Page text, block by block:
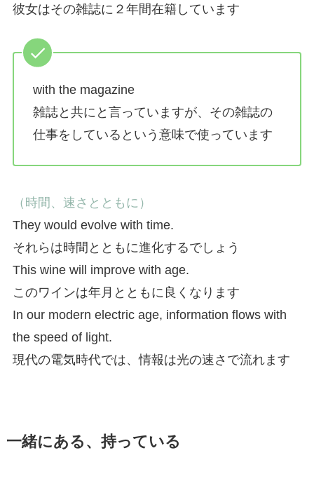
彼女はその雑誌に２年間在籍しています
with the magazine
雑誌と共にと言っていますが、その雑誌の
仕事をしているという意味で使っています
（時間、速さとともに）
They would evolve with time.
それらは時間とともに進化するでしょう
This wine will improve with age.
このワインは年月とともに良くなります
In our modern electric age, information flows with
the speed of light.
現代の電気時代では、情報は光の速さで流れます
一緒にある、持っている